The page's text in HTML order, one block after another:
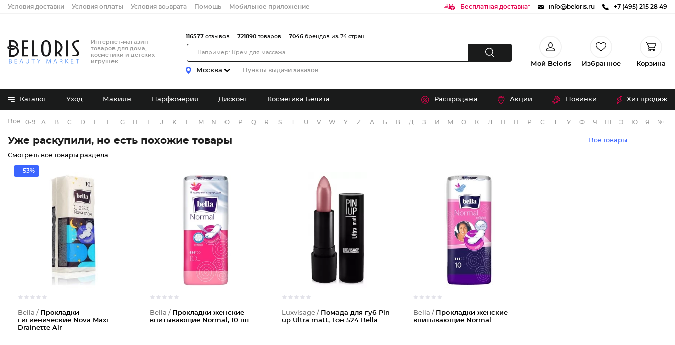
Условия доставки Условия оплаты Условия возврата Помощь Мобильное приложение Бесплатная доставка* info@beloris.ru +7 (495) 215 28 49
Интернет-магазин
товаров для дома,
косметики и детских
игрушек
Москва Пункты выдачи заказов
116577 отзывов 721890 товаров 7046 брендов из 74 стран
Мой Beloris Избранное Корзина
Каталог Уход Макияж Парфюмерия Дисконт Косметика Белита Распродажа Акции Новинки Хит продаж
Все бренды
0-9 A B C D E F G H J K M N O P Q R S T U V W Y Z А Б В Д З И М О К Л Н П Р С Т У Ф Ч Э Ю Я №
Уже раскупили, но есть похожие товары Все товары
Смотреть все товары раздела
-53%
Bella / Прокладки
гигиенические Nova Maxi
Drainette Air
Bella / Прокладки женские
впитывающие Normal, 10 шт
Luxvisage / Помада для губ Pin-
up Ultra matt, Тон 524 Bella
Bella / Прокладки женские
впитывающие Normal